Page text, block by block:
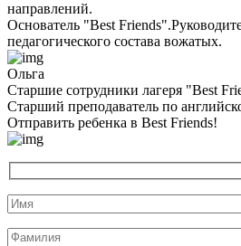
направлений.
Основатель "Best
педагогического состава вожатых.
Ольга
Старшие сотрудники лагеря "Best
Cтарший преподаватель по
Отправить ребенка в Best Friends!